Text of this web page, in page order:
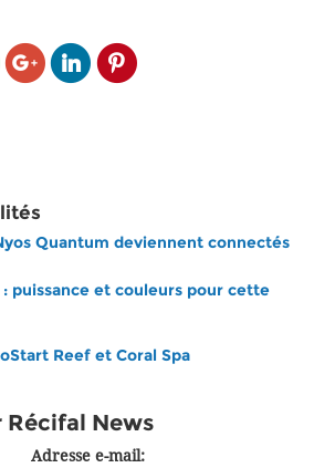
Quantum deviennent connectés
: puissance et couleurs pour cette
Reef et Coral Spa
News
Adresse e-mail: